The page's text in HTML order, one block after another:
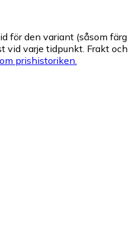
för den variant (såsom färg
vid varje tidpunkt. Frakt och
prishistoriken.